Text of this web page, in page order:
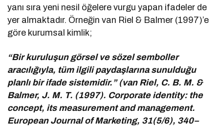
yanı sıra yeni nesil öğelere vurgu yapan ifadeler de
yer almaktadır. Örneğin van Riel & Balmer (1997)’e
göre kurumsal kimlik;
“Bir kuruluşun görsel ve sözel semboller
aracılığıyla, tüm ilgili paydaşlarına sunulduğu
planlı bir ifade sistemidir.” (van Riel, C. B. M. &
Balmer, J. M. T. (1997). Corporate identity: the
concept, its measurement and management.
European Journal of Marketing, 31(5/6), 340–